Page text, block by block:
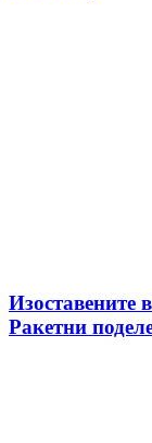
Изоставените
Ракетни